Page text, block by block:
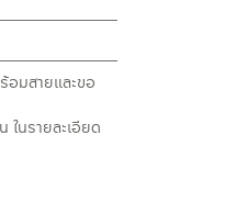
อมสายและขอ
ในรายละเอียด